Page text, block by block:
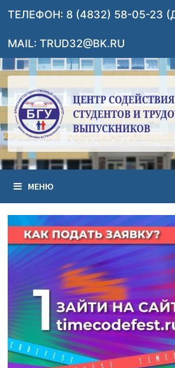
Перейти
содержимому
ТЕЛЕФОН: 8 (4832) 58-05-23
MAIL: TRUD32@BK.RU
МЕНЮ